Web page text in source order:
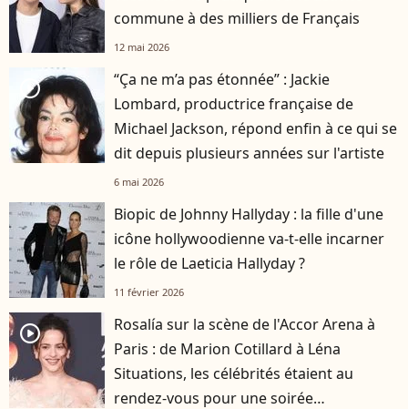
commune à des milliers de Français
12 mai 2026
player2
“Ça ne m’a pas étonnée” : Jackie
Lombard, productrice française de
Michael Jackson, répond enfin à ce qui se
dit depuis plusieurs années sur l'artiste
6 mai 2026
Biopic de Johnny Hallyday : la fille d'une
icône hollywoodienne va-t-elle incarner
le rôle de Laeticia Hallyday ?
11 février 2026
player2
Rosalía sur la scène de l'Accor Arena à
Paris : de Marion Cotillard à Léna
Situations, les célébrités étaient au
rendez-vous pour une soirée